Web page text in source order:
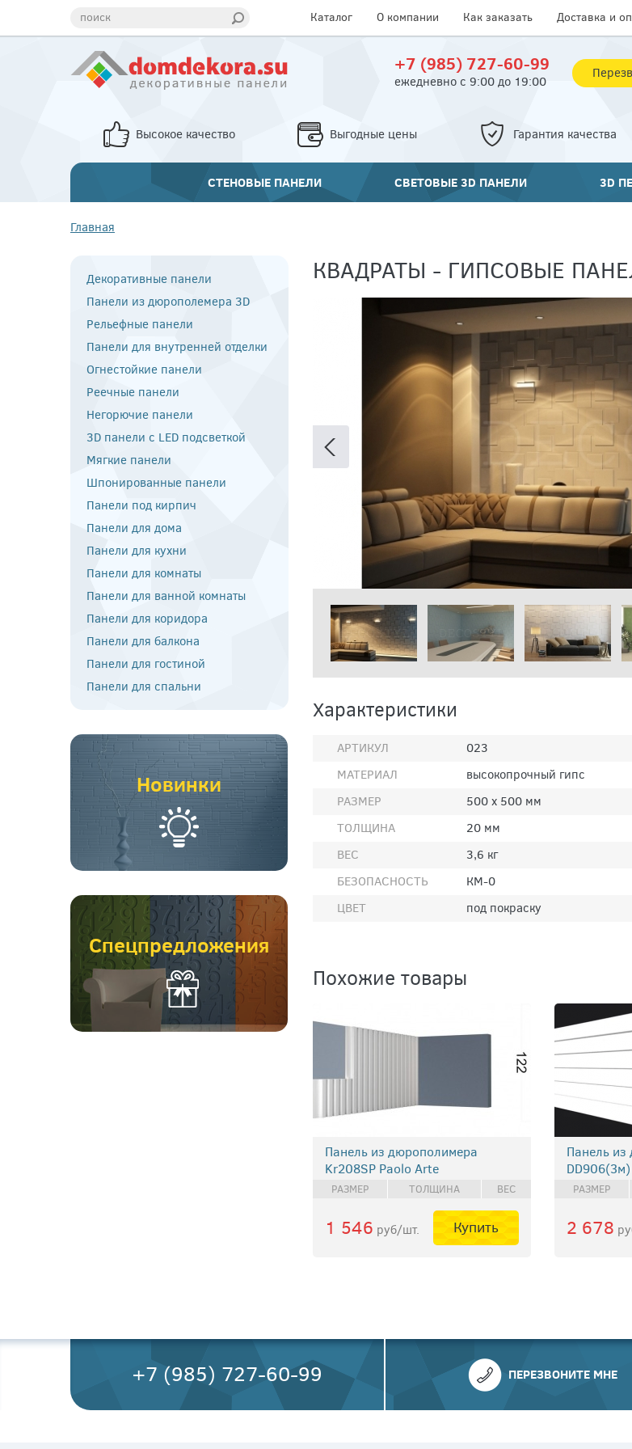
поиск Каталог О компании Как заказать Доставка и
+7 (985) 727-60-99
ежедневно с 9:00 до 19:00
Высокое качество Выгодные цены Гарантия качества
СТЕНОВЫЕ ПАНЕЛИ СВЕТОВЫЕ 3D ПАНЕЛИ 3D
Главная
Декоративные панели
Панели из дюрополемера 3D
Рельефные панели
Панели для внутренней отделки
Огнестойкие панели
Реечные панели
Негорючие панели
3D панели с LED подсветкой
Мягкие панели
Шпонированные панели
Панели под кирпич
Панели для дома
Панели для кухни
Панели для комнаты
Панели для ванной комнаты
Панели для коридора
Панели для балкона
Панели для гостиной
Панели для спальни
Новинки
Спецпредложения
КВАДРАТЫ - ГИПСОВЫЕ
Характеристики
АРТИКУЛ
023
МАТЕРИАЛ
высокопрочный гипс
РАЗМЕР
500 х 500 мм
ТОЛЩИНА
20 мм
ВЕС
3,6 кг
БЕЗОПАСНОСТЬ
КМ-0
ЦВЕТ
под покраску
Похожие товары
Панель из дюрополимера
Kr208SP Paolo Arte
РАЗМЕР ТОЛЩИНА ВЕС
1 546 руб/шт. Купить
Панель
РАЗМЕР
2 678
+7 (985) 727-60-99 ПЕРЕЗВОНИТЕ МНЕ